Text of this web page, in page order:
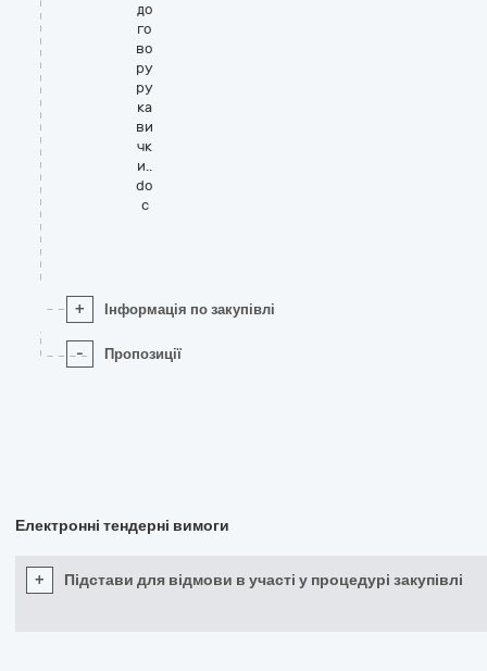
до
го
во
ру
ру
ка
ви
чк
и..
do
c
+ Інформація по закупівлі
- Пропозиції
Електронні тендерні вимоги
+ Підстави для відмови в участі у процедурі закупівлі